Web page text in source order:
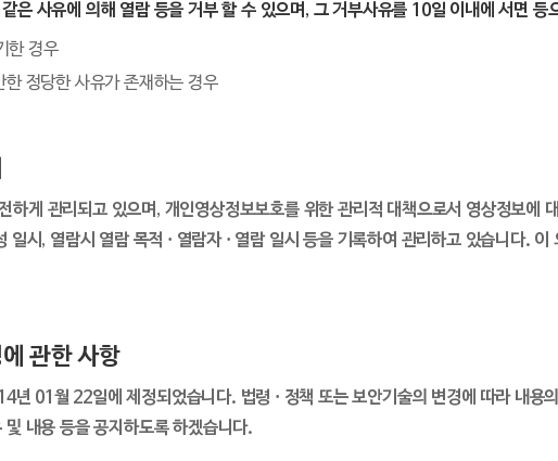
은 사유에 의해 열람 등을 거부 할 수 있으며, 그 거부사유를 10일 이내에 서면 등
한 경우
정당한 사유가 존재하는 경우
하게 관리되고 있으며, 개인영상정보보호를 위한 관리적 대책으로서 영상정보에
일시, 열람시 열람 목적 · 열람자 · 열람 일시 등을 기록하여 관리하고 있습니다.
관한 사항
년 01월 22일에 제정되었습니다. 법령 · 정책 또는 보안기술의 변경에 따라 내용
내용 등을 공지하도록 하겠습니다.